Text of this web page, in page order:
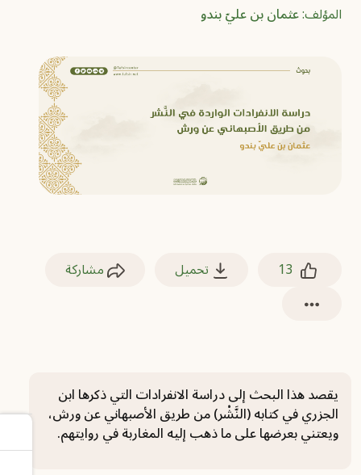
المؤلف:عثمان بن عليّ بندو
13 تحميل مشاركة
يقصد هذا البحث إلى دراسة الانفرادات التي ذكرها ابن
الجزري في كتابه (النَّشْر) من طريق الأصبهاني عن ورش،
ويعتني بعرضها على ما ذهب إليه المغاربة في روايتهم.